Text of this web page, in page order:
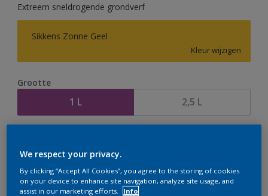
Extreem sneldrogende grondverf
Sikkens Zonne Geel
Kleur wijzigen
Grootte
1 L 2,5 L
We respect your privacy.
By clicking “Accept All Cookies”, you agree to the storing of cookies
on your device to enhance site navigation, analyze site usage, and
assist in our marketing efforts.
Info